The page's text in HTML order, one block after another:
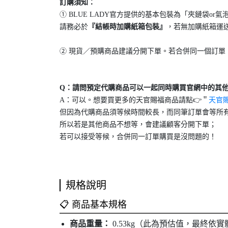
訂購須知：
① BLUE LADY官方提供的基本包裝為「夾鏈袋or氣
請務必於 『結帳時加購紙箱包裝』 ，若無加購紙箱運
② 現貨／預購商品建議分開下單。若合併同一個訂
Q：請問預定代購商品可以一起同時購買官網中的其
A：可以。想要買更多的天官賜福商品請點👉＂ 天官
但因為代購商品須等候時間較長，而同筆訂單會等所
所以若是其他商品不想等，會建議顧客分開下單；
若可以接受等候，合併同一訂單購買是沒問題的！
規格說明
📋 商品基本規格
商品重量： 0.53kg（此為預估值，最終依實